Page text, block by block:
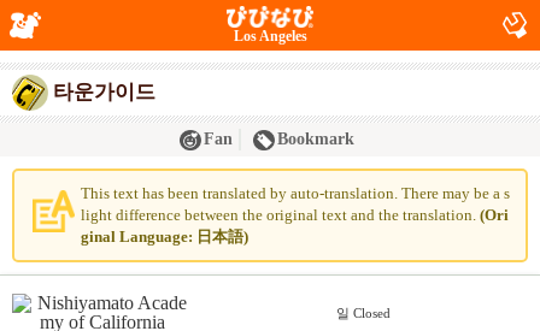
Los Angeles
타운가이드
Fan Bookmark
This text has been translated by auto-translation. There may be a s
light difference between the original text and the translation. (Ori
ginal Language: 日本語)
일 Closed